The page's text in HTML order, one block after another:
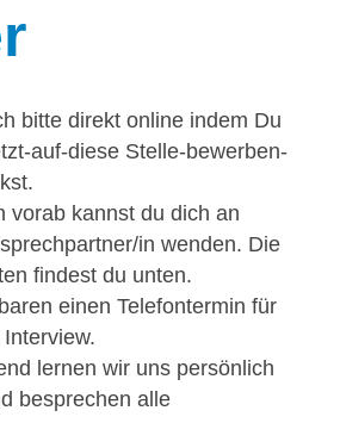
bitte direkt online indem Du
auf-diese Stelle-bewerben-
vorab kannst du dich an
in wenden. Die
findest du unten.
einen Telefontermin für
lernen wir uns persönlich
besprechen alle